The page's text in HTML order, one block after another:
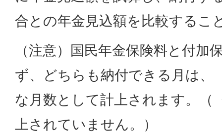
合との年金見込額を比較するこ
（注意）国民年金保険料と付加
ず、どちらも納付できる月は、
な月数として計上されます。（
上されていません。）